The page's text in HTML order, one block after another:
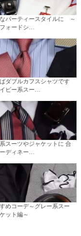
なパーティースタイルに ～
ォードシ…
ダブルカフスシャツです
ビー系スー…
スーツやジャケットに 合
ディネー…
めコーデ～グレー系スー
ット編～